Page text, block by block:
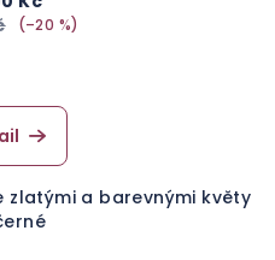
(–20 %)
zlatými a barevnými květy